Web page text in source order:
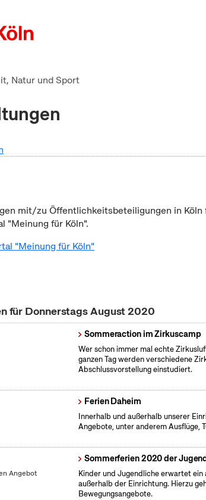
Natur und Sport
mit/zu Öffentlichkeitsbeteiligungen in Köln
"Meinung für Köln".
"Meinung für Köln"
für Donnerstags August 2020
Sommeraction im Zirkuscamp
Wer schon immer mal echte
ganzen Tag werden verschiedene
Abschlussvorstellung einstudiert.
Ferien Daheim
Innerhalb und außerhalb unserer
Angebote, unter anderem Ausflüge,
Angebot
Sommerferien 2020 der
Kinder und Jugendliche erwartet
außerhalb der Einrichtung. Hierzu
Bewegungsangebote.